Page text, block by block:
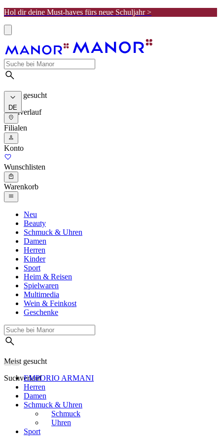
Hol dir deine Must-haves fürs neue Schuljahr >
Meist gesucht
Suchverlauf
DE
Filialen
Konto
Wunschlisten
Warenkorb
Neu
Beauty
Schmuck & Uhren
Damen
Herren
Kinder
Sport
Heim & Reisen
Spielwaren
Multimedia
Wein & Feinkost
Geschenke
Meist gesucht
SuchverlaufEMPORIO ARMANI
Herren
Damen
Schmuck & Uhren
Schmuck
Uhren
Sport